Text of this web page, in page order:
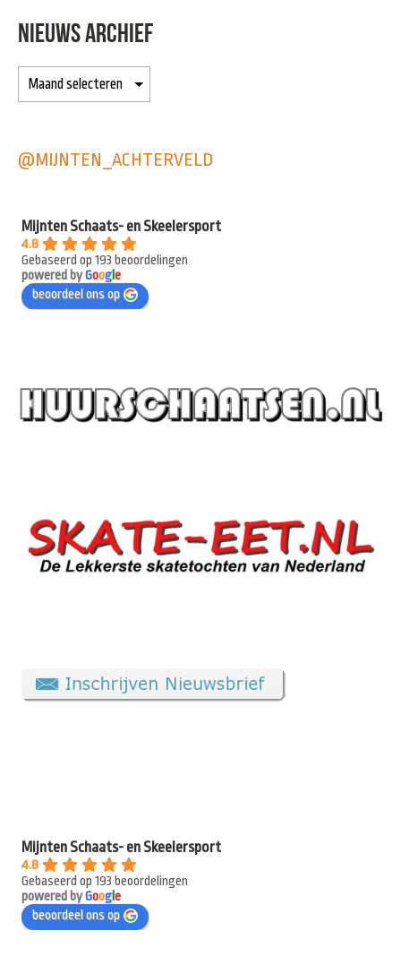
NIEUWS ARCHIEF
@MIJNTEN_ACHTERVELD
Mijnten Schaats- en Skeelersport
4.8
Gebaseerd op 193 beoordelingen
powered byGooge
beoordeel ons op
Mijnten Schaats- en Skeelersport
4.8
Gebaseerd op 193 beoordelingen
powered byGooge
beoordeel ons op